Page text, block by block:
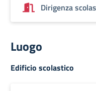
Dirigenza
Luogo
Edificio scolastico